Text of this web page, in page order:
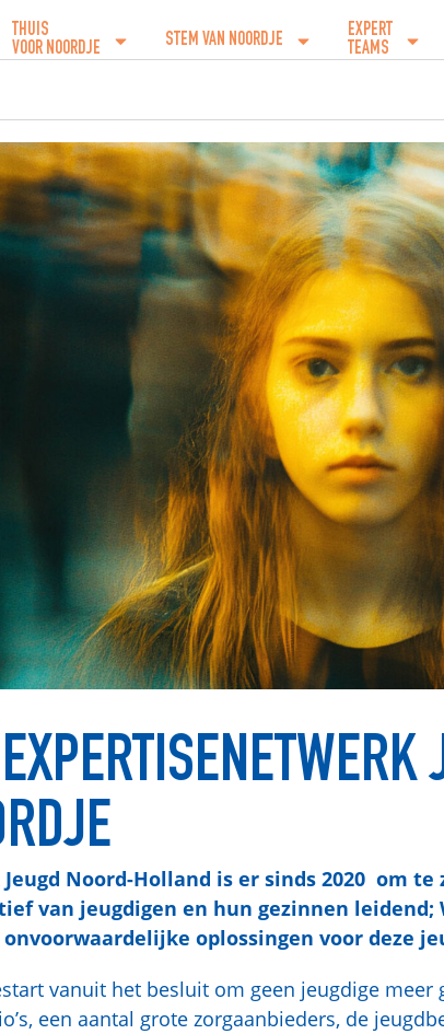
THUIS
VOOR NOORDJE
STEM VAN NOORDJE
EXPERT
TEAMS
Noord-Holland is er sinds 2020 om
van jeugdigen en hun gezinnen
oplossingen voor deze
vanuit het besluit om geen jeugdige
een aantal grote zorgaanbieders, de